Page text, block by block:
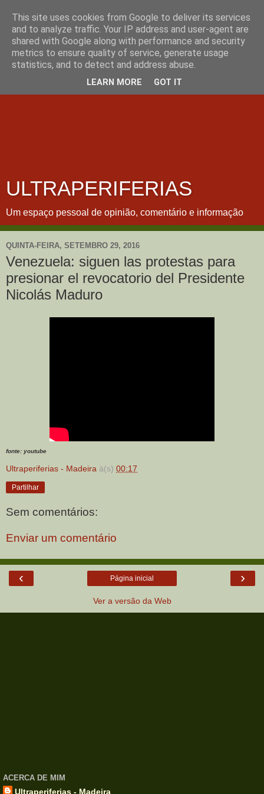
ULTRAPERIFERIAS
Um espaço pessoal de opinião, comentário e informação
QUINTA-FEIRA, SETEMBRO 29, 2016
Venezuela: siguen las protestas para
presionar el revocatorio del Presidente
Nicolás Maduro
fonte: youtube
Ultraperiferias - Madeira à(s) 00:17
Partilhar
Sem comentários:
Enviar um comentário
‹ ›
Página inicial
Ver a versão da Web
ACERCA DE MIM
Ultraperiferias - Madeira
This site uses cookies from Google to deliver its services
and to analyze traffic. Your IP address and user-agent are
shared with Google along with performance and security
metrics to ensure quality of service, generate usage
statistics, and to detect and address abuse.
LEARN MORE GOT IT